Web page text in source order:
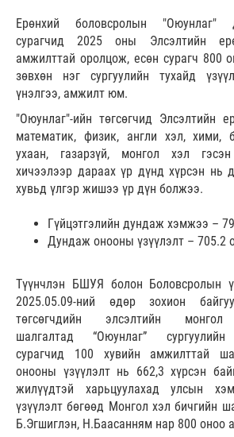
Ерөнхий боловсролын "Оюунлаг"
сурагчид 2025 оны Элсэлтийн
амжилттай оролцож, есөн сурагч 800
зөвхөн нэг сургуулийн тухайд
үнэлгээ, амжилт юм.
"Оюунлаг"-ийн төгсөгчид Элсэлтийн
математик, физик, англи хэл, хими,
ухаан, газарзүй, монгол хэл
хичээлээр дараах үр дүнд хүрсэн нь
хувьд үлгэр жишээ үр дүн болжээ.
Гүйцэтгэлийн дундаж хэмжээ –
Дундаж онооны үзүүлэлт – 705.2
Түүнчлэн БШУЯ болон Боловсролын
2025.05.09-ний өдөр зохион
төгсөгчдийн элсэлтийн
шалгалтад “Оюунлаг”
сурагчид 100 хувийн амжилттай
онооны үзүүлэлт нь 662,3 хүрсэн
жилүүдтэй харьцуулахад улсын
үзүүлэлт бөгөөд Монгол хэл бичгийн
Б.Эгшиглэн, Н.Баасанням нар 800 оноо